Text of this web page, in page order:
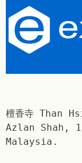
檀香寺 Than
Azlan Shah,
Malaysia.